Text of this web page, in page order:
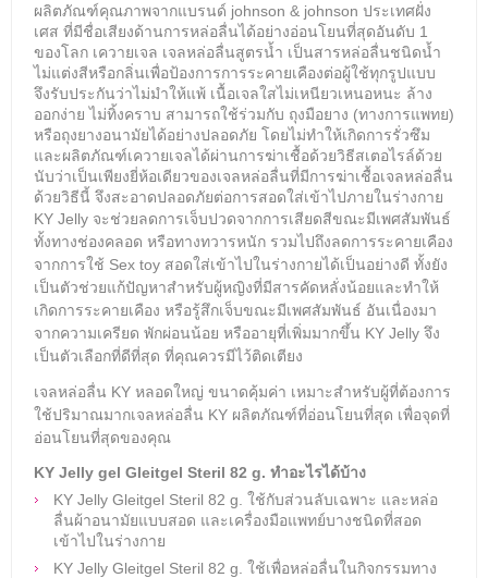
ผลิตภัณฑ์คุณภาพจากแบรนด์ johnson & johnson ประเทศฝั่ง
เศส ที่มีชื่อเสียงด้านการหล่อลื่นได้อย่างอ่อนโยนที่สุดอันดับ 1
ของโลก เควายเจล เจลหล่อลื่นสูตรน้ำ เป็นสารหล่อลื่นชนิดน้ำ
ไม่แต่งสีหรือกลิ่นเพื่อป้องการการระคายเคืองต่อผู้ใช้ทุกรูปแบบ
จึงรับประกันว่าไม่มำให้แพ้ เนื้อเจลใสไม่เหนียวเหนอหนะ ล้าง
ออกง่าย ไม่ทิ้งคราบ สามารถใช้ร่วมกับ ถุงมือยาง (ทางการแพทย)
หรือถุงยางอนามัยได้อย่างปลอดภัย โดยไม่ทำให้เกิดการรั่วซึม
และผลิตภัณฑ์เควายเจลได้ผ่านการฆ่าเชื้อด้วยวิธีสเตอไรล์ด้วย
นับว่าเป็นเพียงยี่ห้อเดียวของเจลหล่อลื่นที่มีการฆ่าเชื้อเจลหล่อลื่น
ด้วยวิธีนี้ จึงสะอาดปลอดภัยต่อการสอดใส่เข้าไปภายในร่างกาย
KY Jelly จะช่วยลดการเจ็บปวดจากการเสียดสีขณะมีเพศสัมพันธ์
ทั้งทางช่องคลอด หรือทางทวารหนัก รวมไปถึงลดการระคายเคือง
จากการใช้ Sex toy สอดใส่เข้าไปในร่างกายได้เป็นอย่างดี ทั้งยัง
เป็นตัวช่วยแก้ปัญหาสำหรับผู้หญิงที่มีสารคัดหลั่งน้อยและทำให้
เกิดการระคายเคือง หรือรู้สึกเจ็บขณะมีเพศสัมพันธ์ อันเนื่องมา
จากความเครียด พักผ่อนน้อย หรืออายุที่เพิ่มมากขึ้น KY Jelly จึง
เป็นตัวเลือกที่ดีที่สุด ที่คุณควรมีไว้ติดเตียง
เจลหล่อลื่น KY หลอดใหญ่ ขนาดคุ้มค่า เหมาะสำหรับผู้ที่ต้องการ
ใช้ปริมาณมากเจลหล่อลื่น KY ผลิตภัณฑ์ที่อ่อนโยนที่สุด เพื่อจุดที่
อ่อนโยนที่สุดของคุณ
KY Jelly gel Gleitgel Steril 82 g. ทำอะไรได้บ้าง
KY Jelly Gleitgel Steril 82 g. ใช้กับส่วนลับเฉพาะ และหล่อ
ลื่นผ้าอนามัยแบบสอด และเครื่องมือแพทย์บางชนิดที่สอด
เข้าไปในร่างกาย
KY Jelly Gleitgel Steril 82 g. ใช้เพื่อหล่อลื่นในกิจกรรมทาง